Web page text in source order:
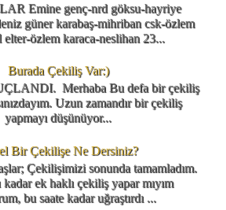
Emine genç-nrd göksu-hayriye
güner karabaş-mihriban csk-özlem
elter-özlem karaca-neslihan 23...
Burada Çekiliş Var:)
Merhaba Bu defa bir çekiliş
Uzun zamandır bir çekiliş
yapmayı düşünüyor...
Bir Çekilişe Ne Dersiniz?
Çekilişimizi sonunda tamamladım.
ek haklı çekiliş yapar mıyım
bu saate kadar uğraştırdı ...